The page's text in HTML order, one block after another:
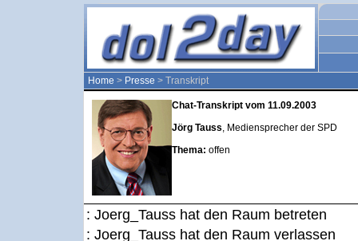
Home > Presse > Transkript
Chat-Transkript vom 11.09.2003
Jörg Tauss, Mediensprecher der SPD
Thema: offen
: Joerg_Tauss hat den Raum betreten
: Joerg_Tauss hat den Raum verlassen